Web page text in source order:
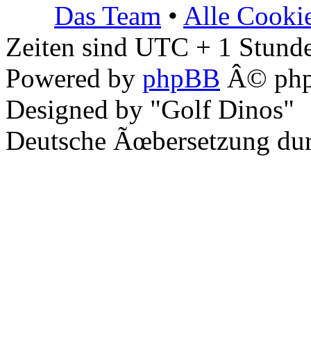
Das Team • Alle
Zeiten sind UTC + 1
Powered by phpBB Â©
Designed by "Golf Dinos"
Deutsche Ãœbersetzung